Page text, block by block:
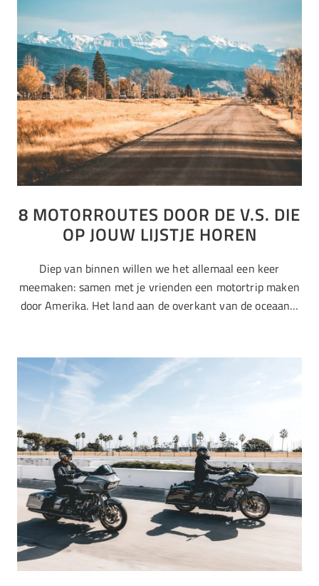
8 MOTORROUTES DOOR DE V.S. DIE
OP JOUW LIJSTJE HOREN
Diep van binnen willen we het allemaal een keer
meemaken: samen met je vrienden een motortrip maken
door Amerika. Het land aan de overkant van de oceaan…